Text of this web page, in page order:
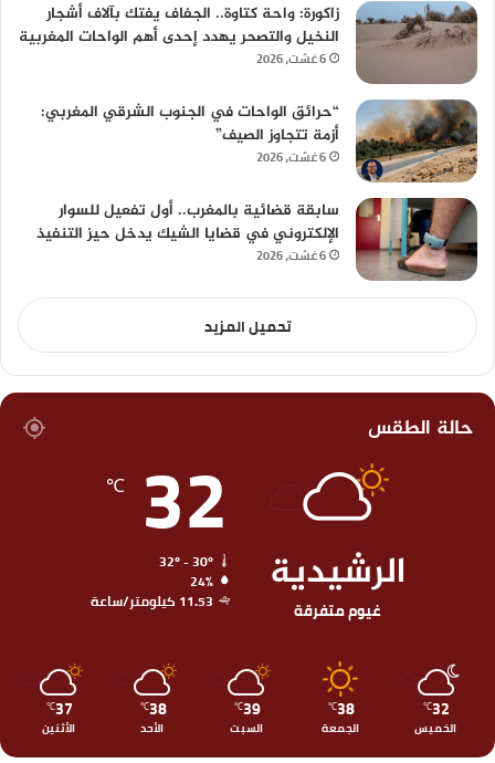
زاكورة: واحة كتاوة.. الجفاف يفتك بآلاف أشجار
النخيل والتصحر يهدد إحدى أهم الواحات المغربية
6 غشت، 2026
“حرائق الواحات في الجنوب الشرقي المغربي:
أزمة تتجاوز الصيف”
6 غشت، 2026
سابقة قضائية بالمغرب.. أول تفعيل للسوار
الإلكتروني في قضايا الشيك يدخل حيز التنفيذ
6 غشت، 2026
تحميل المزيد
حالة الطقس
الرشيدية
غيوم متفرقة
32
℃
32º - 30º
24%
11.53 كيلومتر/ساعة
32
℃
الخميس
38
℃
الجمعة
39
℃
السبت
38
℃
الأحد
37
℃
الأثنين